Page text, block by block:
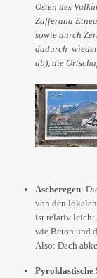
Osten des
Zafferana
sowie durch
dadurch
ab), die
Ascheregen:
von den
ist relativ leicht,
wie Beton und
Also: Dach
Pyroklastische